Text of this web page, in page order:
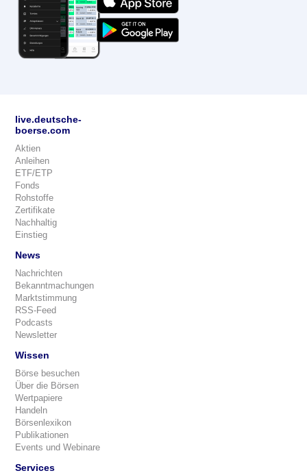
live.deutsche-
boerse.com
Aktien
Anleihen
ETF/ETP
Fonds
Rohstoffe
Zertifikate
Nachhaltig
Einstieg
News
Nachrichten
Bekanntmachungen
Marktstimmung
RSS-Feed
Podcasts
Newsletter
Wissen
Börse besuchen
Über die Börsen
Wertpapiere
Handeln
Börsenlexikon
Publikationen
Events und Webinare
Services